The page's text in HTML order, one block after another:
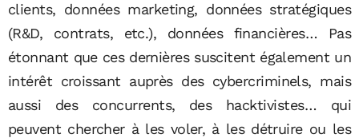
clients, données marketing, données stratégiques
(R&D, contrats, etc.), données financières… Pas
étonnant que ces dernières suscitent également un
intérêt croissant auprès des cybercriminels, mais
aussi des concurrents, des hacktivistes… qui
peuvent chercher à les voler, à les détruire ou les